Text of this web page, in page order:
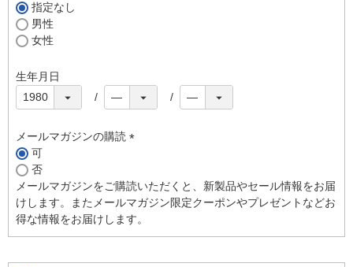
指定なし
男性
女性
生年月日
メールマガジンの購読
須
)
可
否
メールマガジンをご購読いただくと、新製品やセール情報をお届
けします。またメールマガジン限定クーポンやプレゼントなどお
得な情報をお届けします。